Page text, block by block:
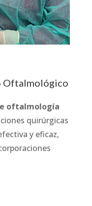
Oftalmológico
oftalmología
quirúrgicas
y eficaz,